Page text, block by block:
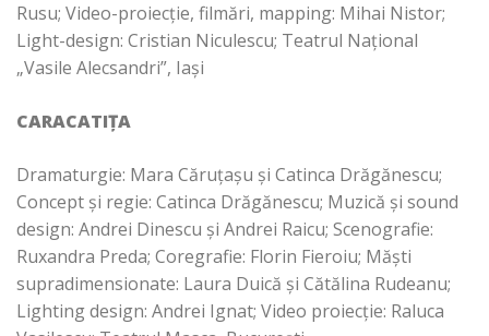
Rusu; Video-proiecție, filmări, mapping: Mihai Nistor;
Light-design: Cristian Niculescu; Teatrul Național
„Vasile Alecsandri”, Iași
CARACATIȚA
Dramaturgie: Mara Căruțașu și Catinca Drăgănescu;
Concept și regie: Catinca Drăgănescu; Muzică și sound
design: Andrei Dinescu și Andrei Raicu; Scenografie:
Ruxandra Preda; Coregrafie: Florin Fieroiu; Măști
supradimensionate: Laura Duică și Cătălina Rudeanu;
Lighting design: Andrei Ignat; Video proiecție: Raluca